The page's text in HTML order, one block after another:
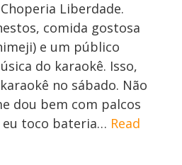
Liberdade.
comida gostosa
e um público
do karaokê. Isso,
no sábado. Não
dou bem com palcos
toco bateria… Read